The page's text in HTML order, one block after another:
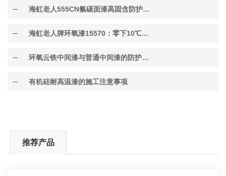
海虹老人555CN氟碳面漆高固含防护面漆
海虹老人牌环氧漆15570：零下10℃低温固化
环氧云铁中间漆与普通中间漆的防护差异解析
有机硅耐高温漆的施工注意事项
推荐产品